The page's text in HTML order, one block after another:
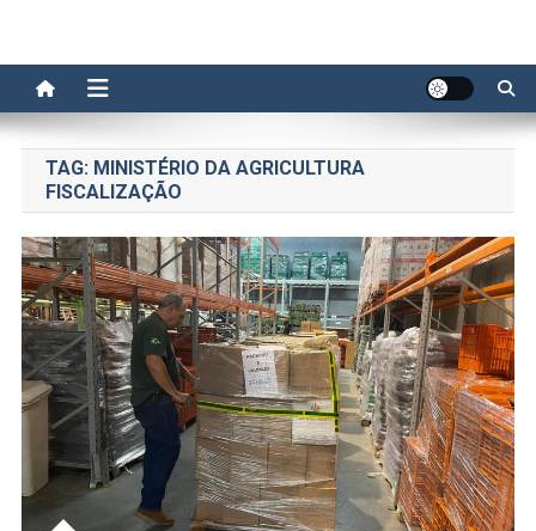
TAG: MINISTÉRIO DA AGRICULTURA
FISCALIZAÇÃO